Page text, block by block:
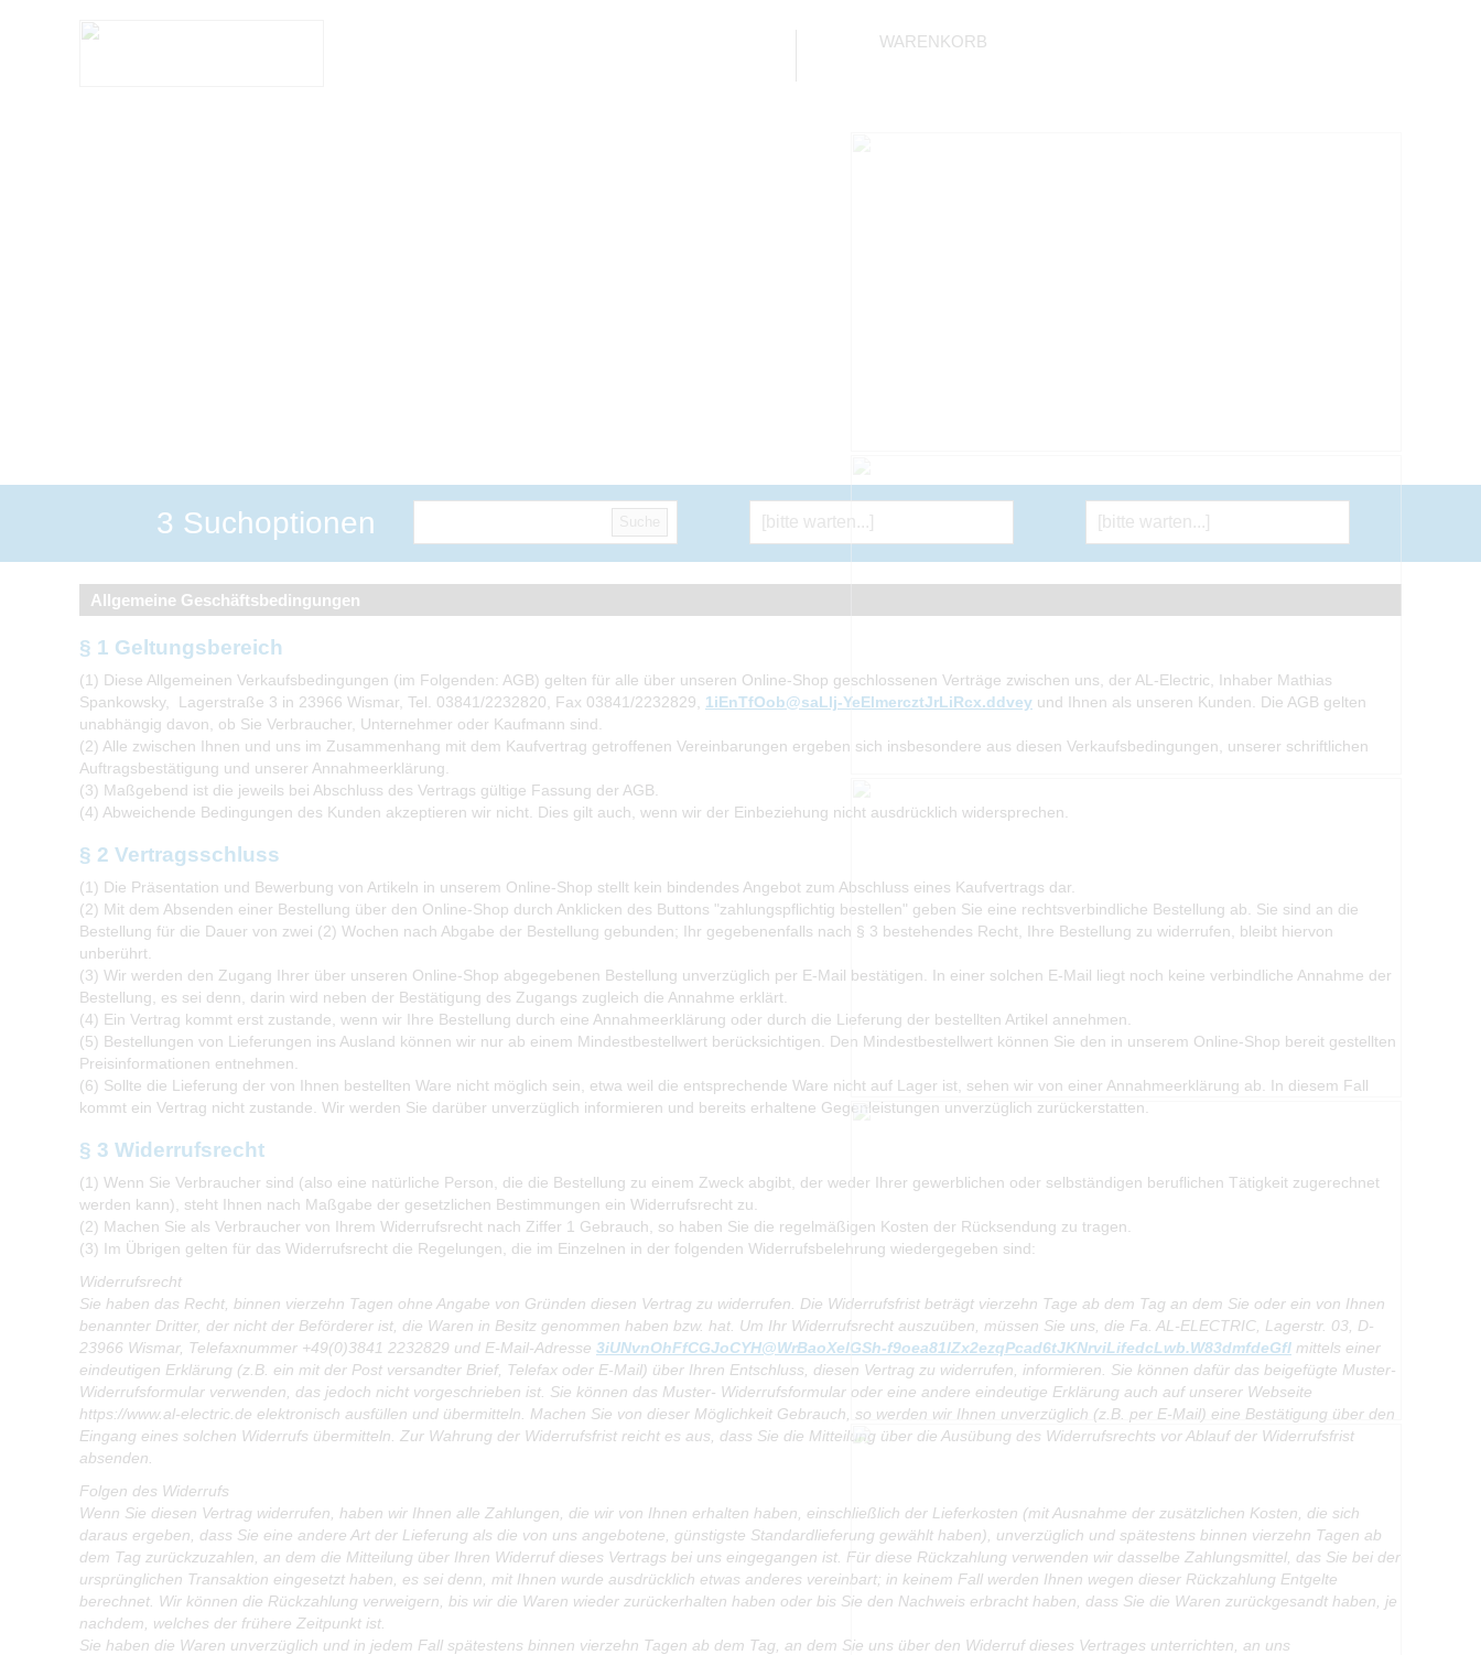
WARENKORB
3 Suchoptionen
Allgemeine Geschäftsbedingungen
§ 1 Geltungsbereich
(1) Diese Allgemeinen Verkaufsbedingungen (im Folgenden: AGB) gelten für alle über unseren Online-Shop geschlossenen Verträge zwischen uns, der AL-Electric, Inhaber Mathias
Spankowsky, Lagerstraße 3 in 23966 Wismar, Tel. 03841/2232820, Fax 03841/2232829, 1iEnTfOob@saLlj-YeElmercztJrLiRcx.ddvey und Ihnen als unseren Kunden. Die AGB gelten
unabhängig davon, ob Sie Verbraucher, Unternehmer oder Kaufmann sind.
(2) Alle zwischen Ihnen und uns im Zusammenhang mit dem Kaufvertrag getroffenen Vereinbarungen ergeben sich insbesondere aus diesen Verkaufsbedingungen, unserer schriftlichen
Auftragsbestätigung und unserer Annahmeerklärung.
(3) Maßgebend ist die jeweils bei Abschluss des Vertrags gültige Fassung der AGB.
(4) Abweichende Bedingungen des Kunden akzeptieren wir nicht. Dies gilt auch, wenn wir der Einbeziehung nicht ausdrücklich widersprechen.
§ 2 Vertragsschluss
(1) Die Präsentation und Bewerbung von Artikeln in unserem Online-Shop stellt kein bindendes Angebot zum Abschluss eines Kaufvertrags dar.
(2) Mit dem Absenden einer Bestellung über den Online-Shop durch Anklicken des Buttons "zahlungspflichtig bestellen" geben Sie eine rechtsverbindliche Bestellung ab. Sie sind an die
Bestellung für die Dauer von zwei (2) Wochen nach Abgabe der Bestellung gebunden; Ihr gegebenenfalls nach § 3 bestehendes Recht, Ihre Bestellung zu widerrufen, bleibt hiervon
unberührt.
(3) Wir werden den Zugang Ihrer über unseren Online-Shop abgegebenen Bestellung unverzüglich per E-Mail bestätigen. In einer solchen E-Mail liegt noch keine verbindliche Annahme der
Bestellung, es sei denn, darin wird neben der Bestätigung des Zugangs zugleich die Annahme erklärt.
(4) Ein Vertrag kommt erst zustande, wenn wir Ihre Bestellung durch eine Annahmeerklärung oder durch die Lieferung der bestellten Artikel annehmen.
(5) Bestellungen von Lieferungen ins Ausland können wir nur ab einem Mindestbestellwert berücksichtigen. Den Mindestbestellwert können Sie den in unserem Online-Shop bereit gestellten
Preisinformationen entnehmen.
(6) Sollte die Lieferung der von Ihnen bestellten Ware nicht möglich sein, etwa weil die entsprechende Ware nicht auf Lager ist, sehen wir von einer Annahmeerklärung ab. In diesem Fall
kommt ein Vertrag nicht zustande. Wir werden Sie darüber unverzüglich informieren und bereits erhaltene Gegenleistungen unverzüglich zurückerstatten.
§ 3 Widerrufsrecht
(1) Wenn Sie Verbraucher sind (also eine natürliche Person, die die Bestellung zu einem Zweck abgibt, der weder Ihrer gewerblichen oder selbständigen beruflichen Tätigkeit zugerechnet
werden kann), steht Ihnen nach Maßgabe der gesetzlichen Bestimmungen ein Widerrufsrecht zu.
(2) Machen Sie als Verbraucher von Ihrem Widerrufsrecht nach Ziffer 1 Gebrauch, so haben Sie die regelmäßigen Kosten der Rücksendung zu tragen.
(3) Im Übrigen gelten für das Widerrufsrecht die Regelungen, die im Einzelnen in der folgenden Widerrufsbelehrung wiedergegeben sind:
Widerrufsrecht
Sie haben das Recht, binnen vierzehn Tagen ohne Angabe von Gründen diesen Vertrag zu widerrufen. Die Widerrufsfrist beträgt vierzehn Tage ab dem Tag an dem Sie oder ein von Ihnen
benannter Dritter, der nicht der Beförderer ist, die Waren in Besitz genommen haben bzw. hat. Um Ihr Widerrufsrecht auszuüben, müssen Sie uns, die Fa. AL-ELECTRIC, Lagerstr. 03, D-
23966 Wismar, Telefaxnummer +49(0)3841 2232829 und E-Mail-Adresse 3iUNvnOhFfCGJoCYH@WrBaoXelGSh-f9oea81lZx2ezqPcad6tJKNrviLifedcLwb.W83dmfdeGfl mittels einer
eindeutigen Erklärung (z.B. ein mit der Post versandter Brief, Telefax oder E-Mail) über Ihren Entschluss, diesen Vertrag zu widerrufen, informieren. Sie können dafür das beigefügte Muster-
Widerrufsformular verwenden, das jedoch nicht vorgeschrieben ist. Sie können das Muster- Widerrufsformular oder eine andere eindeutige Erklärung auch auf unserer Webseite
https://www.al-electric.de elektronisch ausfüllen und übermitteln. Machen Sie von dieser Möglichkeit Gebrauch, so werden wir Ihnen unverzüglich (z.B. per E-Mail) eine Bestätigung über den
Eingang eines solchen Widerrufs übermitteln. Zur Wahrung der Widerrufsfrist reicht es aus, dass Sie die Mitteilung über die Ausübung des Widerrufsrechts vor Ablauf der Widerrufsfrist
absenden.
Folgen des Widerrufs
Wenn Sie diesen Vertrag widerrufen, haben wir Ihnen alle Zahlungen, die wir von Ihnen erhalten haben, einschließlich der Lieferkosten (mit Ausnahme der zusätzlichen Kosten, die sich
daraus ergeben, dass Sie eine andere Art der Lieferung als die von uns angebotene, günstigste Standardlieferung gewählt haben), unverzüglich und spätestens binnen vierzehn Tagen ab
dem Tag zurückzuzahlen, an dem die Mitteilung über Ihren Widerruf dieses Vertrags bei uns eingegangen ist. Für diese Rückzahlung verwenden wir dasselbe Zahlungsmittel, das Sie bei der
ursprünglichen Transaktion eingesetzt haben, es sei denn, mit Ihnen wurde ausdrücklich etwas anderes vereinbart; in keinem Fall werden Ihnen wegen dieser Rückzahlung Entgelte
berechnet. Wir können die Rückzahlung verweigern, bis wir die Waren wieder zurückerhalten haben oder bis Sie den Nachweis erbracht haben, dass Sie die Waren zurückgesandt haben, je
nachdem, welches der frühere Zeitpunkt ist.
Sie haben die Waren unverzüglich und in jedem Fall spätestens binnen vierzehn Tagen ab dem Tag, an dem Sie uns über den Widerruf dieses Vertrages unterrichten, an uns